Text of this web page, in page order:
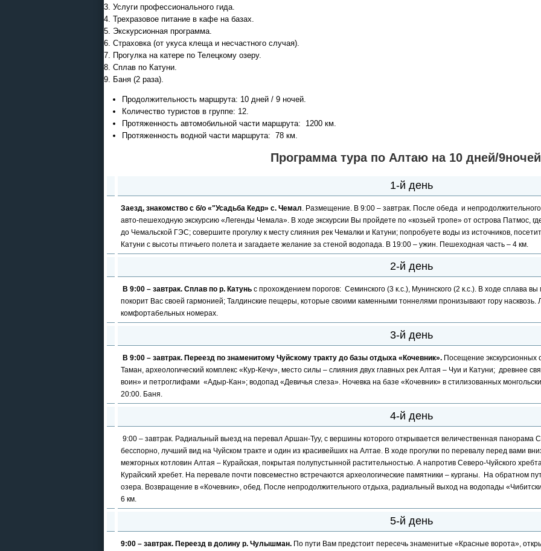
3. Услуги профессионального гида.
4. Трехразовое питание в кафе на базах.
5. Экскурсионная программа.
6. Страховка (от укуса клеща и несчастного случая).
7. Прогулка на катере по Телецкому озеру.
8. Сплав по Катуни.
9. Баня (2 раза).
Продолжительность маршрута: 10 дней / 9 ночей.
Количество туристов в группе: 12.
Протяженность автомобильной части маршрута: 1200 км.
Протяженность водной части маршрута: 78 км.
Программа тура по Алтаю на 10 дней/9ночей
1-й день
Заезд, знакомство с б/о «"Усадьба Кедр» с. Чемал. Размещение. В 9:00 – завтрак. После обеда и
авто-пешеходную экскурсию «Легенды Чемала». В ходе экскурсии Вы пройдете по «козьей тропе» от острова Патмос,
до Чемальской ГЭС; совершите прогулку к месту слияния рек Чемалки и Катуни; попробуете воды из источников,
Катуни с высоты птичьего полета и загадаете желание за стеной водопада. В 19:00 – ужин. Пешеходная часть – 4 км.
2-й день
В 9:00 – завтрак. Сплав по р. Катунь с прохождением порогов: Семинского (3 к.с.), Мунинского (2 к.с.). В ходе сплава
покорит Вас своей гармонией; Талдинские пещеры, которые своими каменными тоннелями пронизывают гору насквозь.
комфортабельных номерах.
3-й день
В 9:00 – завтрак. Переезд по знаменитому Чуйскому тракту до базы отдыха «Кочевник». Посещение экскурсионных
Таман, археологический комплекс «Кур-Кечу», место силы – слияния двух главных рек Алтая – Чуи и Катуни; древнее
воин» и петроглифами «Адыр-Кан»; водопад «Девичья слеза». Ночевка на базе «Кочевник» в стилизованных
20:00. Баня.
4-й день
9:00 – завтрак. Радиальный выезд на перевал Аршан-Туу, с вершины которого открывается величественная панорама
бесспорно, лучший вид на Чуйском тракте и один из красивейших на Алтае. В ходе прогулки по перевалу перед вами
межгорных котловин Алтая – Курайская, покрытая полупустынной растительностью. А напротив Северо-Чуйского
Курайский хребет. На перевале почти повсеместно встречаются археологические памятники – курганы. На обратном
озера. Возвращение в «Кочевник», обед. После непродолжительного отдыха, радиальный выход на водопады
6 км.
5-й день
9:00 – завтрак. Переезд в долину р. Чулышман. По пути Вам предстоит пересечь знаменитые «Красные ворота»,